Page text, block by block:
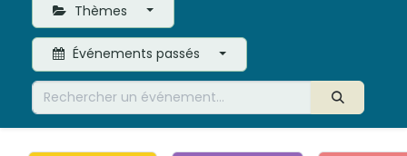
Thèmes
Événements passés